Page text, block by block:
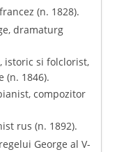
(n. 1828).
dramaturg
istoric si folclorist,
(n. 1846).
compozitor
rus (n. 1892).
George al V-